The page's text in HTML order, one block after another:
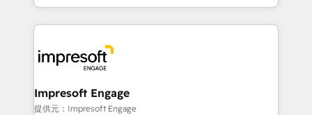
complete integration of core business processes
and systems (such as ERP and e-commerce
results. 🎯 We present a solution-centric approach
and we're focused on HubSpot. We work with some
of HubSpot's most important customers to generate
value from the platform in the long term. 🤖 We have
Impresoft Engage
提供元：Impresoft Engage